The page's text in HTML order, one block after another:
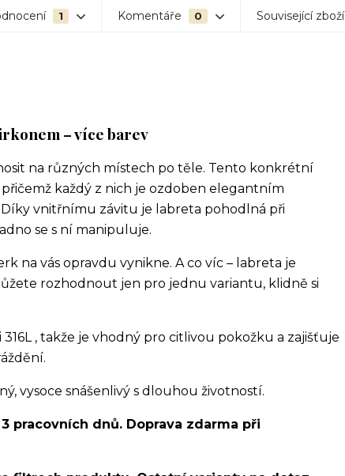
1 Komentáře 0 Související zboží
– více barev
na různých místech po těle. Tento konkrétní
každý z nich je ozdoben elegantním
vnitřnímu závitu je labreta pohodlná při
se s ní manipuluje.
na vás opravdu vynikne. A co víc – labreta je
rozhodnout jen pro jednu variantu, klidně si
, takže je vhodný pro citlivou pokožku a zajišťuje
vysoce snášenlivý s dlouhou životností.
pracovních dnů. Doprava zdarma při